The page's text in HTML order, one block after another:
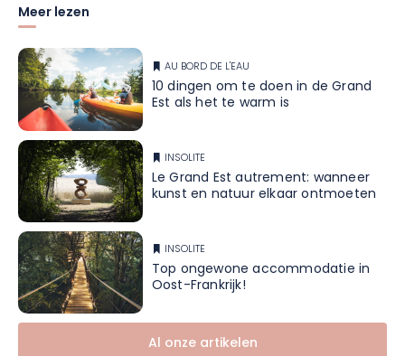
Meer lezen
AU BORD DE L'EAU
10 dingen om te doen in de Grand
Est als het te warm is
INSOLITE
Le Grand Est autrement: wanneer
kunst en natuur elkaar ontmoeten
INSOLITE
Top ongewone accommodatie in
Oost-Frankrijk!
Al onze artikelen